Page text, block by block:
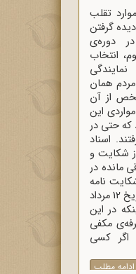
تقلب
گرفتن
دوره‌ی
انتخاب
همان
از آن
این
که حتی در
اسناد
شکایت و
مانده در
نامه
را در این مورد نشان می‌دهد. در سندی به تاریخ 12 مرداد
در این
مکفی
کسی
ادامه مطلب